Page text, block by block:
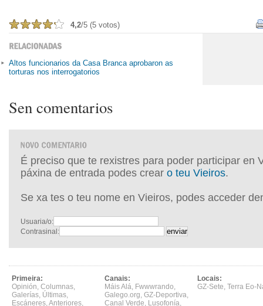
4,2/5 (5 votos)
Altos funcionarios da Casa Branca aprobaron as
torturas nos interrogatorios
Sen comentarios
É preciso que te rexistres para poder participar en
páxina de entrada podes crear o teu Vieiros.
Se xa tes o teu nome en Vieiros, podes acceder
Usuaria/o:
Contrasinal:
Primeira:
Opinión, Columnas,
Galerías, Últimas,
Escáneres,Anteriores,
Canais:
Máis Alá, Fwwwrando,
Galego.org, GZ-Deportiva,
Canal Verde, Lusofonía,
Locais:
GZ-Sete, Terra Eo-